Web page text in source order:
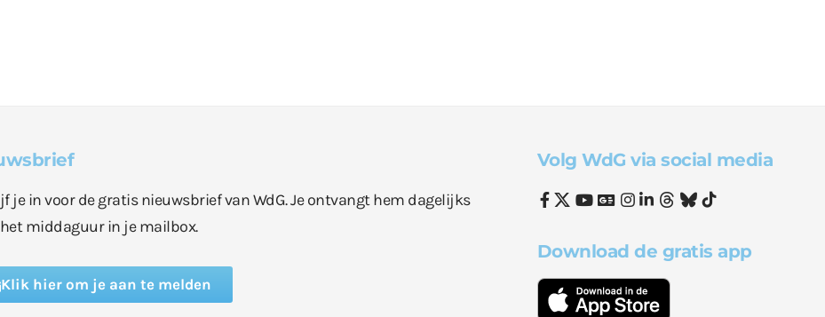
je in voor de gratis nieuwsbrief van WdG. Je ontvangt hem dagelijks
middaguur in je mailbox.
Klik hier om je aan te melden
Volg WdG via social media
Download de gratis app